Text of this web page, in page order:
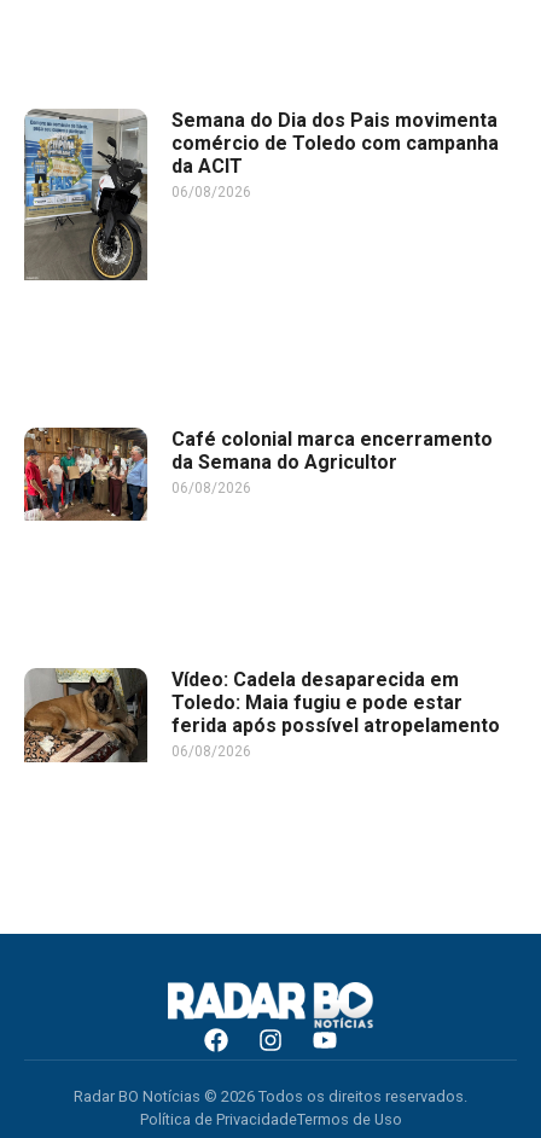
Semana do Dia dos Pais movimenta
comércio de Toledo com campanha
da ACIT
06/08/2026
Café colonial marca encerramento
da Semana do Agricultor
06/08/2026
Vídeo: Cadela desaparecida em
Toledo: Maia fugiu e pode estar
ferida após possível atropelamento
06/08/2026
Radar BO Notícias © 2026 Todos os direitos reservados.
Política de PrivacidadeTermos de Uso